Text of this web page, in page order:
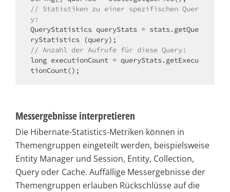
// Statistiken zu einer spezifischen Quer
y:
QueryStatistics queryStats = stats.getQue
// Anzahl der Aufrufe für diese Query:
long executionCount = queryStats.getExecu
tionCount();
Messergebnisse interpretieren
Die Hibernate-Statistics-Metriken können in
Themengruppen eingeteilt werden, beispielsweise
Entity Manager und Session, Entity, Collection,
Query oder Cache. Auffällige Messergebnisse der
Themengruppen erlauben Rückschlüsse auf die